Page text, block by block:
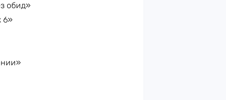
обид»
6»